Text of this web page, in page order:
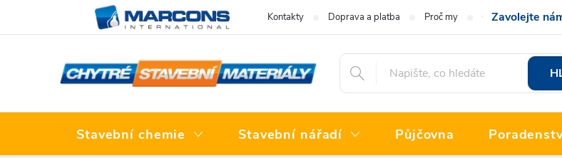
Kontakty Doprava a platba Proč my O nás
Stavební chemie Stavební nářadí Půjčovna